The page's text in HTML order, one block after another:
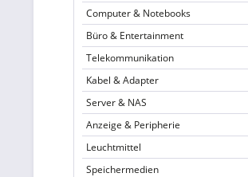
Computer & Notebooks
Büro & Entertainment
Telekommunikation
Kabel & Adapter
Server & NAS
Anzeige & Peripherie
Leuchtmittel
Speichermedien